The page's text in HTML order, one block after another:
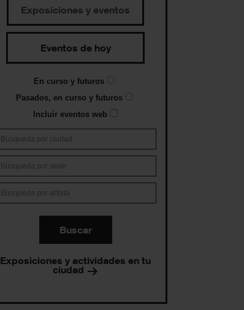
Exposiciones y eventos
Eventos de hoy
En curso y futuros
Pasados, en curso y futuros
Incluir eventos web
Buscar
Exposiciones y actividades en tu
ciudad